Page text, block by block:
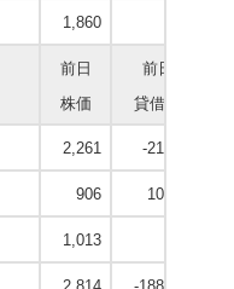
1,860
前日
株価
前日
貸借残
2,261 -21,400
906 10,400
1,013